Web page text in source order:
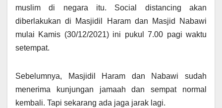
muslim di negara itu. Social distancing akan
diberlakukan di Masjidil Haram dan Masjid Nabawi
mulai Kamis (30/12/2021) ini pukul 7.00 pagi waktu
setempat.
Sebelumnya, Masjidil Haram dan Nabawi sudah
menerima kunjungan jamaah dan sempat normal
kembali. Tapi sekarang ada jaga jarak lagi.